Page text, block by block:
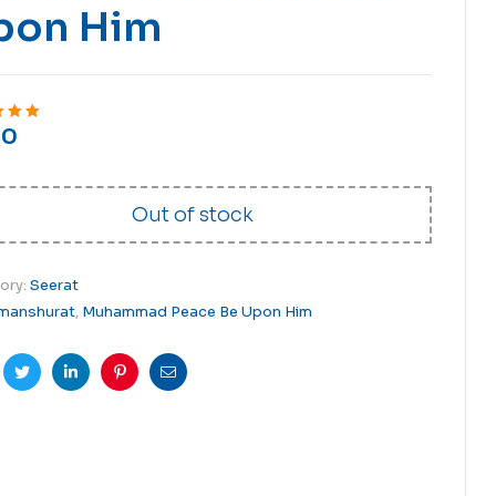
Him
of 5
Out of stock
Seerat
, Muhammad Peace Be Upon Him
TwitterLinkedinPinterest
Email